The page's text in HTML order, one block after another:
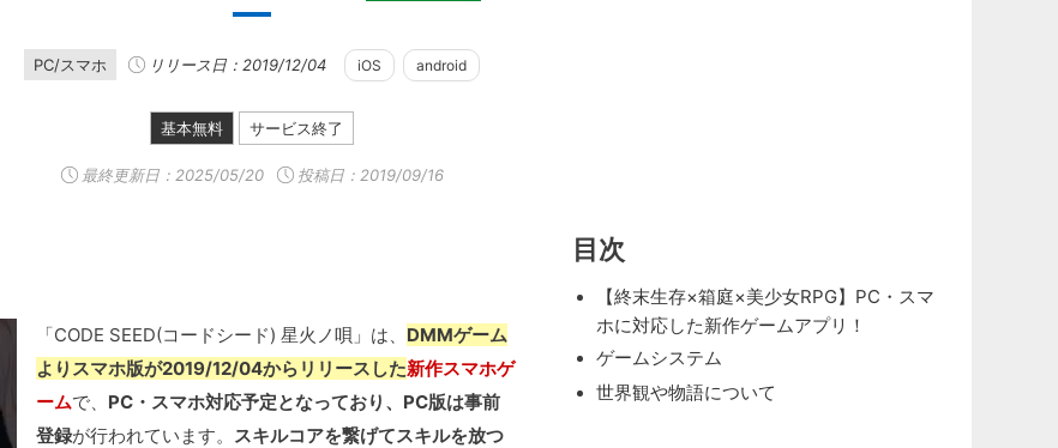
PC/スマホ リリース日：2019/12/04 iOS android
基本無料 サービス終了
最終更新日： 2025/05/20 投稿日：2019/09/16
「CODE SEED(コードシード) 星火ノ唄」は、 DMMゲーム
よりスマホ版が2019/12/04からリリースした新作スマホゲ
ームで、 PC・スマホ対応予定となっており、PC版は事前
登録が行われています。 スキルコアを繋げてスキルを放つ
目次
【終末生存×箱庭×美少女RPG】PC・スマ
ホに対応した新作ゲームアプリ！
ゲームシステム
世界観や物語について